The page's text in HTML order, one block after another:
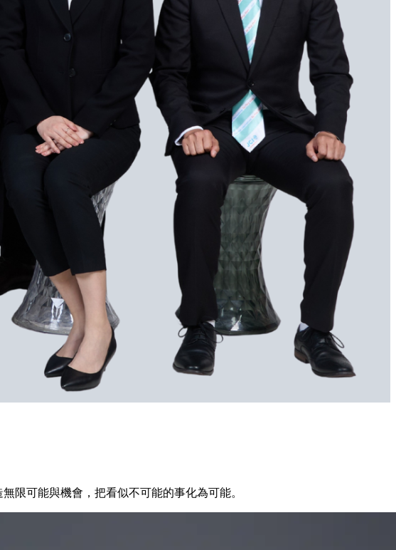
限可能與機會，把看似不可能的事化為可能。